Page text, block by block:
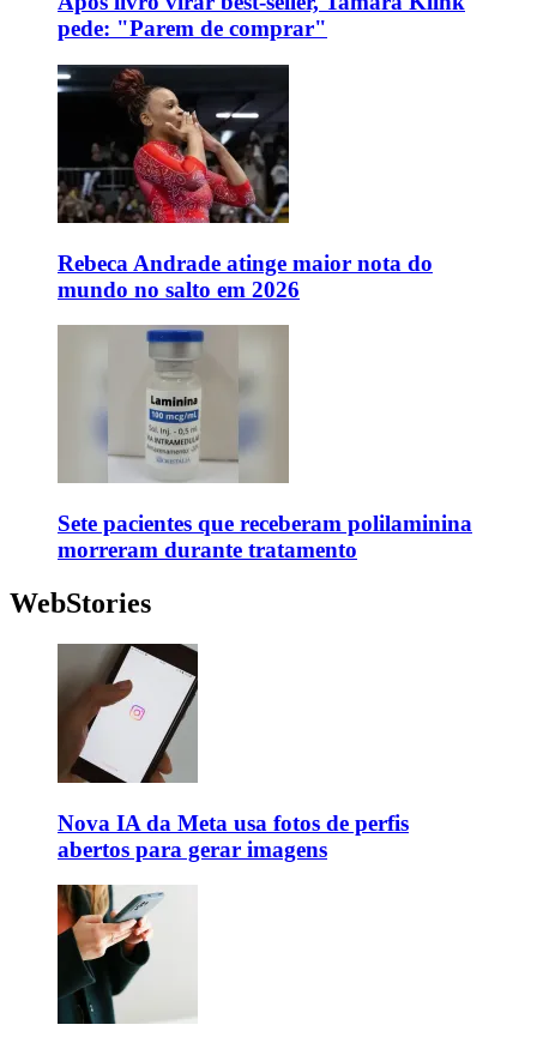
pede: "Parem de comprar"
Rebeca Andrade atinge maior nota do
mundo no salto em 2026
Sete pacientes que receberam polilaminina
morreram durante tratamento
WebStories
Nova IA da Meta usa fotos de perfis
abertos para gerar imagens